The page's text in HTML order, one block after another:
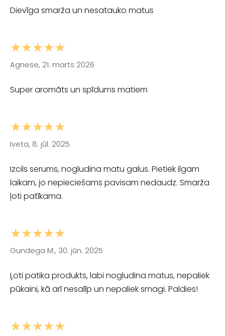
Dievīga smarža un nesatauko matus
★★★★★
Agnese, 21. marts 2026
Super aromāts un spīdums matiem
★★★★★
Iveta, 8. jūl. 2025
Izcils serums, nogludina matu galus. Pietiek ilgam
laikam, jo nepieciešams pavisam nedaudz. Smarža
ļoti patīkama.
★★★★★
Gundega M., 30. jūn. 2025
Ļoti patika produkts, labi nogludina matus, nepaliek
pūkaini, kā arī nesalīp un nepaliek smagi. Paldies!
★★★★★